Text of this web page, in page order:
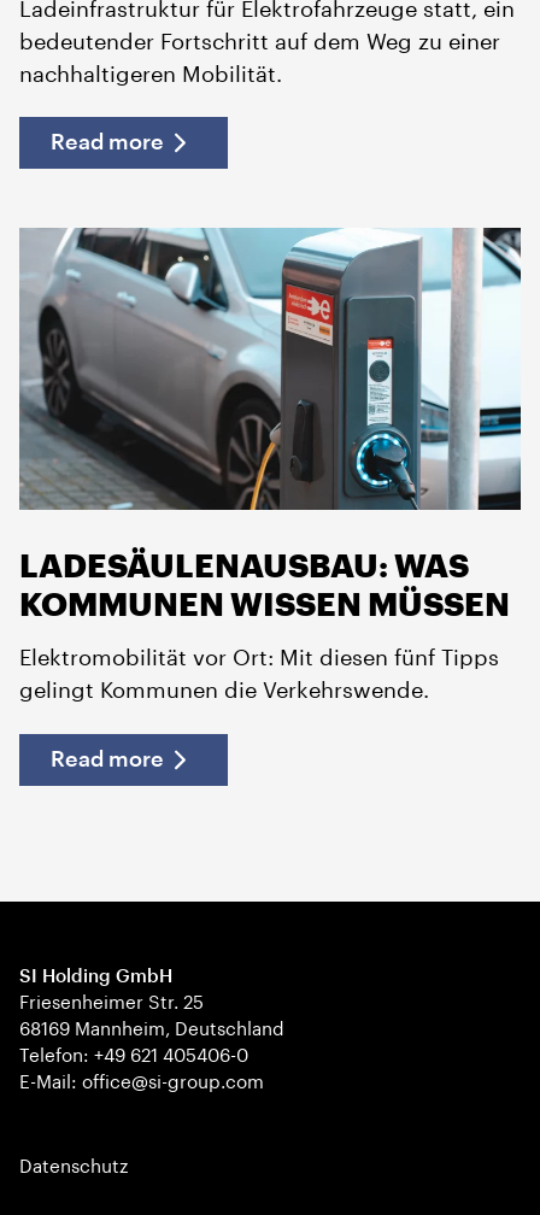
Ladeinfrastruktur für Elektrofahrzeuge statt, ein
bedeutender Fortschritt auf dem Weg zu einer
nachhaltigeren Mobilität.
Read more
LADESÄULENAUSBAU: WAS
KOMMUNEN WISSEN MÜSSEN
Elektromobilität vor Ort: Mit diesen fünf Tipps
gelingt Kommunen die Verkehrswende.
Read more
SI Holding GmbH
Friesenheimer Str. 25
68169 Mannheim, Deutschland
Telefon: +49 621 405406-0
E-Mail: office@si-group.com
Datenschutz